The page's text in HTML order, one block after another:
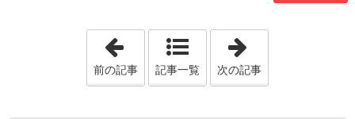
「手形式をおこないました！」
前の記事 記事一覧 次の記事